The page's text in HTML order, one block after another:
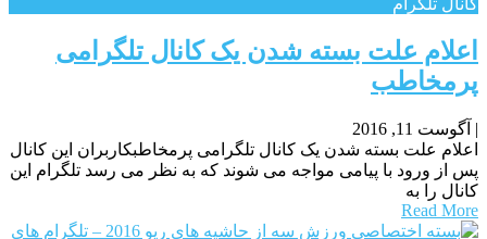
اعلام علت بسته شدن یک کانال تلگرامی
پرمخاطب
| آگوست 11, 2016
اعلام علت بسته شدن یک کانال تلگرامی پرمخاطبکاربران این کانال
پس از ورود با پیامی مواجه می شوند که به نظر می رسد تلگرام این
کانال را به
Read More